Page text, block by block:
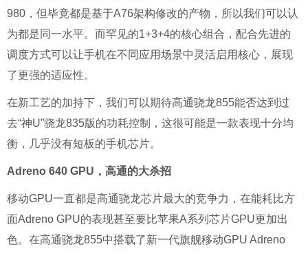
980，但毕竟都是基于A76架构修改的产物，所以我们可以认
为都是同一水平。而罕见的1+3+4的核心组合，配合先进的
调度方式可以让手机在不同应用场景中灵活启用核心，展现
了更强的适应性。
在新工艺的加持下，我们可以期待高通骁龙855能否达到过
去“神U”骁龙835版的功耗控制，这很可能是一款表现十分均
衡，几乎没有短板的手机芯片。
Adreno 640 GPU，高通的大杀招
移动GPU一直都是高通骁龙芯片最大的竞争力，在能耗比方
面Adreno GPU的表现甚至要比苹果A系列芯片GPU更加出
色。在高通骁龙855中搭载了新一代旗舰移动GPU Adreno